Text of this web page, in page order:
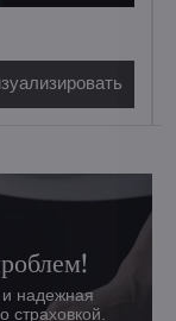
и надежная
страховкой.